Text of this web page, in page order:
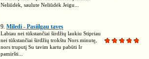
Neliūdėk, saulute Neliūdėk Jeigu...
9. Miledi - Pasiilgau tavęs
Labiau nei tūkstančiai širdžių laukiu Stipriau
nei tūkstančiai širdžių trokštu Nors minutę,
nors truputį Su tavim kartu pabūti Ir
pamiršti...